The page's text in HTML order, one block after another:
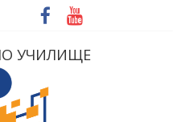
УЧИЛИЩЕ